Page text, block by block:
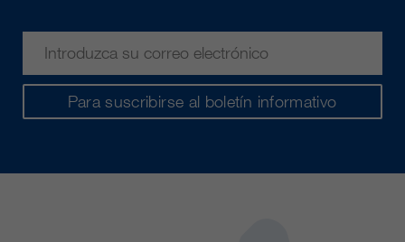
Para suscribirse al boletín informativo